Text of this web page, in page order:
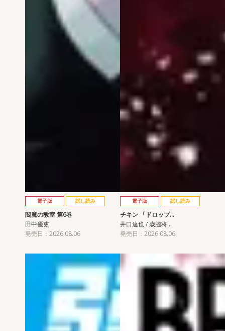
電子版 試し読み
閻魔の教室 第6巻
田中優吏
発売日：2026.08.06
電子版 試し読み
チキン 「ドロップ…
井口達也 / 歳脇将…
発売日：2026.08.06